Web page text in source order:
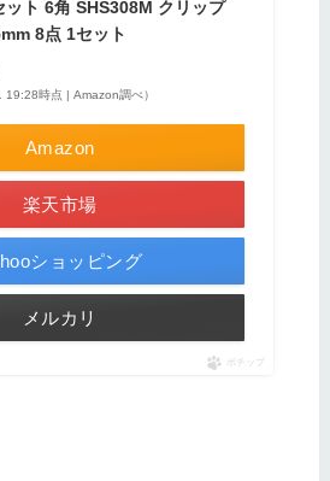
ット 6角 SHS308M クリップ
8点 1セット
19:28時点 | Amazon調べ）
Amazon
楽天市場
ショッピング
メルカリ
ポチップ